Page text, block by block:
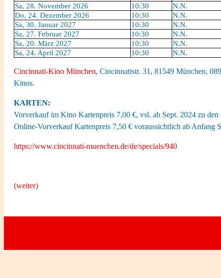
Sa, 28. November 2026
10:30
N.N.
Do, 24. Dezember 2026
10:30
N.N.
Sa, 30. Januar 2027
10:30
N.N.
Sa, 27. Februar 2027
10:30
N.N.
Sa, 20. März 2027
10:30
N.N.
Sa, 24. April 2027
10:30 N.N.
Cincinnati-Kino München, Cincinnatistr. 31, 81549 München,
Kinos.
KARTEN:
Vorverkauf im Kino Kartenpreis 7,00 €, vsl. ab Sept. 2024 zu
Online-Vorverkauf Kartenpreis 7,50 € voraussichtlich ab Anfang
https://www.cincinnati-muenchen.de/de/specials/940
(weiter)